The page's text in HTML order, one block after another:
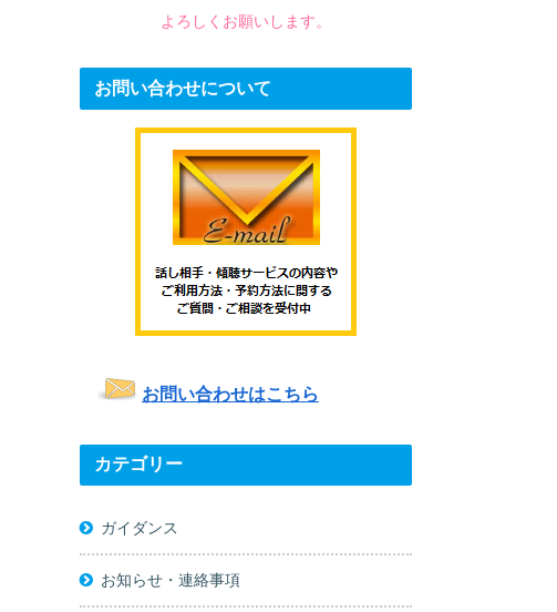
よろしくお願いします。
お問い合わせについて
お問い合わせはこちら
カテゴリー
ガイダンス
お知らせ・連絡事項